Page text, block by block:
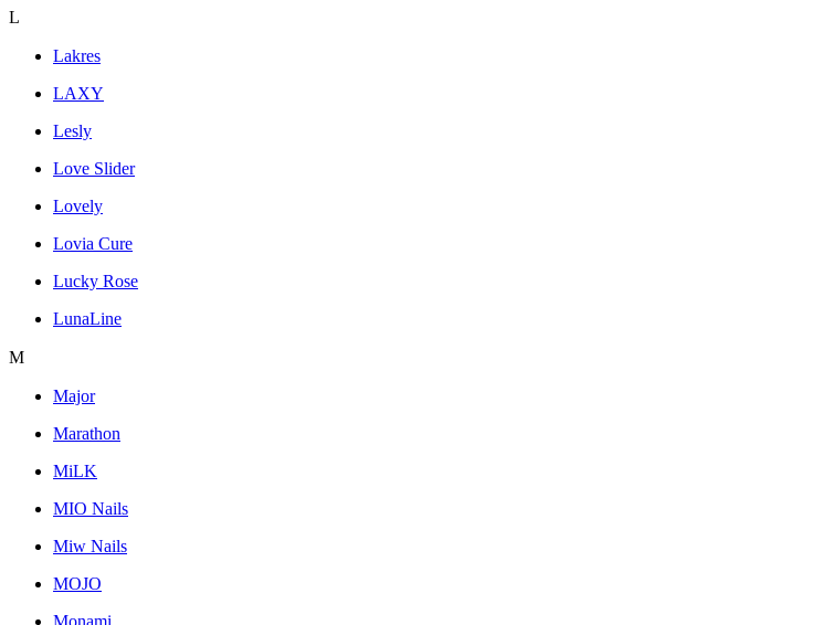
L
Lakres
LAXY
Lesly
Love Slider
Lovely
Lovia Cure
Lucky Rose
LunaLine
M
Major
Marathon
MiLK
MIO Nails
Miw Nails
MOJO
Monami